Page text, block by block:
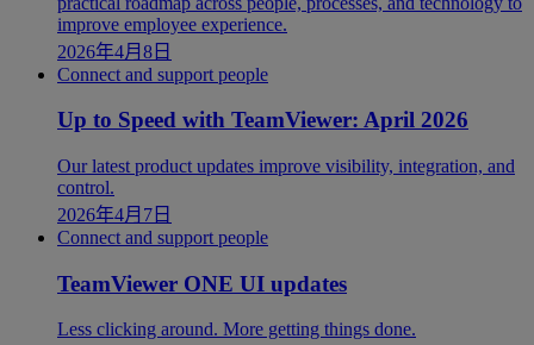
improve employee experience.
2026年4月8日
Connect and support people
Up to Speed with TeamViewer: April 2026
Our latest product updates improve visibility, integration, and
control.
2026年4月7日
Connect and support people
TeamViewer ONE UI updates
Less clicking around. More getting things done.